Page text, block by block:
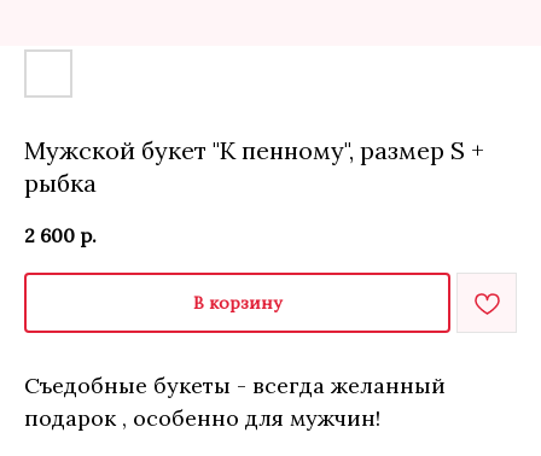
Мужской букет "К пенному", размер S +
рыбка
2 600 р.
В корзину
Съедобные букеты - всегда желанный
подарок , особенно для мужчин!